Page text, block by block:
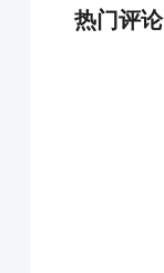
热门评论